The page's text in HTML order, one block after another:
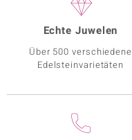
Echte Juwelen
Über 500 verschiedene
Edelsteinvarietäten